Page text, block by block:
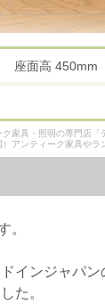
面高
ク家具・照明の専門店
）アンティーク家具や
。
インジャパン
た。